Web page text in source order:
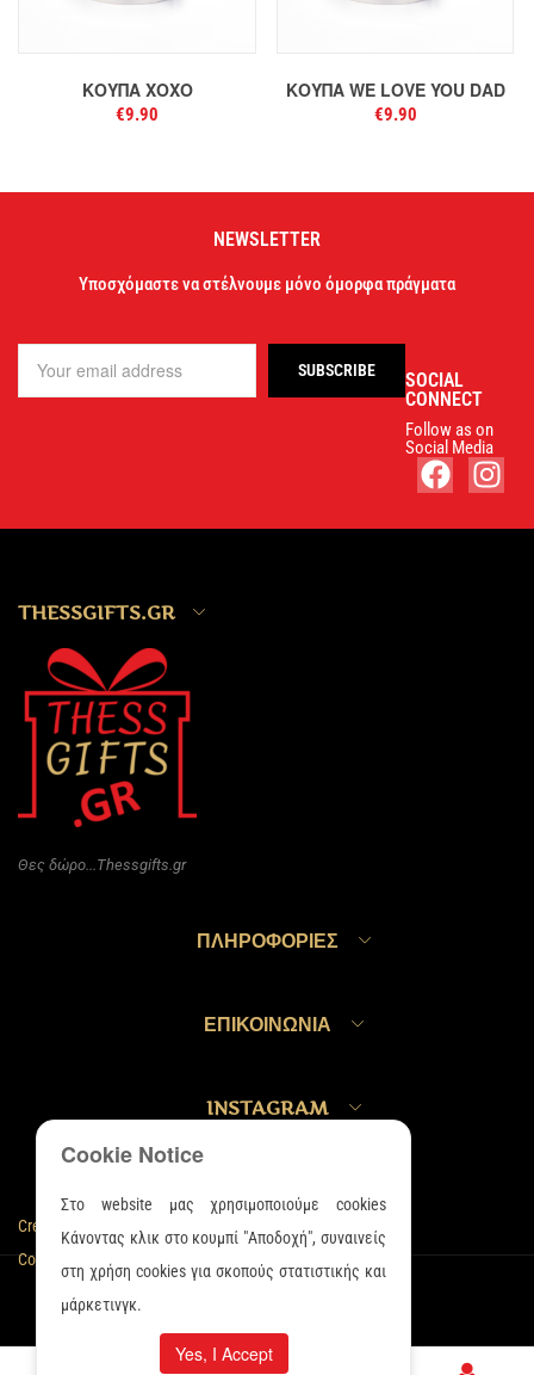
ΚΟΎΠΑ XOXO
€9.90
ΚΟΎΠΑ WE LOVE YOU DAD
€9.90
NEWSLETTER
Υποσχόμαστε να στέλνουμε μόνο όμορφα πράγματα
SOCIAL
CONNECT
Follow as on
Social Media
THESSGIFTS.GR
Θες δώρο...Thessgifts.gr
ΠΛΗΡΟΦΟΡΊΕΣ
ΕΠΙΚΟΙΝΩΝΊΑ
INSTAGRAM
Created with ❤️ by
PlusValue Advertising
Copyright 2023 © All rights reserved
Cookie Notice
Στο website μας χρησιμοποιούμε cookies
Κάνοντας κλικ στο κουμπί "Αποδοχή", συναινείς
στη χρήση cookies για σκοπούς στατιστικής και
μάρκετινγκ.
Yes, I Accept